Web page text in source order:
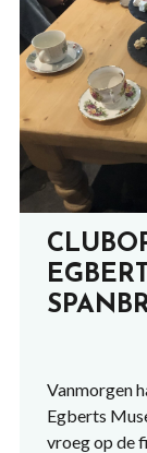
Vanmorgen
Egberts
vroeg op de